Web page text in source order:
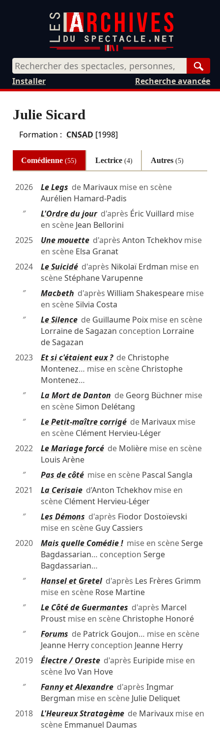
Recherche avancée
Installer
Julie Sicard
Formation : CNSAD [1998]
Comédienne(55) Lectrice (4) Autres(5)
2026 Le Legs de Marivauxmise en scène
Aurélien Hamard-Padis
″
L'Ordre du jourd'après Éric Vuillard mise
en scène Jean Bellorini
2025
Une mouetted'après Anton Tchekhovmise
en scène Elsa Granat
2024
Le Suicidéd'après Nikolaï Erdman mise en
scèneStéphane Varupenne
″
Macbeth d'après William Shakespearemise
en scèneSilvia Costa
″
Le Silencede Guillaume Poixmise en scène
Lorraine de Sagazan conception Lorraine
de Sagazan
2023
Et si c'étaient eux ?de Christophe
Montenez… mise en scène Christophe
Montenez…
″
La Mort de Danton de Georg Büchnermise
en scèneSimon Delétang
″
Le Petit-maître corrigéde Marivauxmise
en scène Clément Hervieu-Léger
2022
Le Mariage forcéde Molièremise en scène
Louis Arène
″
Pas de côtémise en scène Pascal Sangla
2021
La Cerisaied’Anton Tchekhovmise en
scène Clément Hervieu-Léger
″
Les Démons d'après Fiodor Dostoïevski
mise en scène Guy Cassiers
2020
Mais quelle Comédie !mise en scèneSerge
Bagdassarian… conception Serge
Bagdassarian…
″
Hansel et Greteld'après Les Frères Grimm
mise en scène Rose Martine
″
Le Côté de Guermantes d'après Marcel
Proustmise en scène Christophe Honoré
″
Forums de Patrick Goujon… mise en scène
Jeanne Herryconception Jeanne Herry
2019
Électre / Orested'après Euripidemise en
scèneIvo Van Hove
″
Fanny et Alexandred'après Ingmar
Bergman mise en scène Julie Deliquet
2018
L'Heureux Stratagèmede Marivauxmise en
scène Emmanuel Daumas